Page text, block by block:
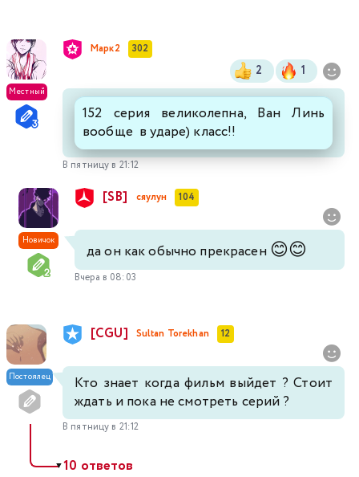
Местный
Марк2 302
2 1
152 серия великолепна, Ван Линь
вообще в ударе) класс!!
В пятницу в 21:12
Новичок
[SB] сяулун 104
да он как обычно прекрасен 😊😊
Вчера в 08:03
Постоялец
[CGU] Sultan Torekhan 12
Кто знает когда фильм выйдет ? Стоит
ждать и пока не смотреть серий ?
В пятницу в 21:12
▼10 ответов